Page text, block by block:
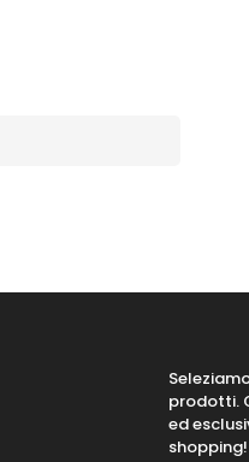
prodotti.
ed
shopping!